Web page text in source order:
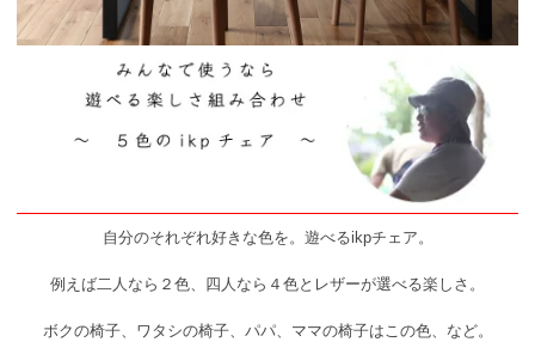
自分のそれぞれ好きな色を。遊べるikpチェア。
例えば二人なら２色、四人なら４色とレザーが選べる楽しさ。
ボクの椅子、ワタシの椅子、パパ、ママの椅子はこの色、など。